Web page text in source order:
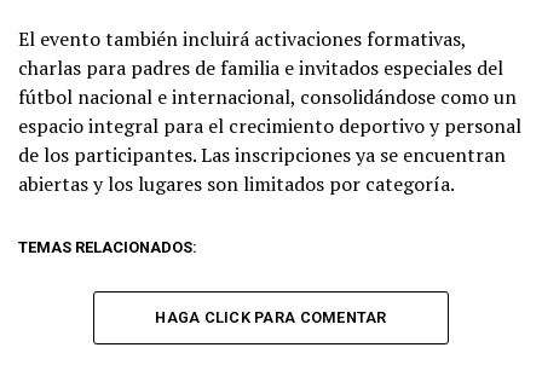
El evento también incluirá activaciones formativas,
charlas para padres de familia e invitados especiales del
fútbol nacional e internacional, consolidándose como un
espacio integral para el crecimiento deportivo y personal
de los participantes. Las inscripciones ya se encuentran
abiertas y los lugares son limitados por categoría.
TEMAS RELACIONADOS:
HAGA CLICK PARA COMENTAR